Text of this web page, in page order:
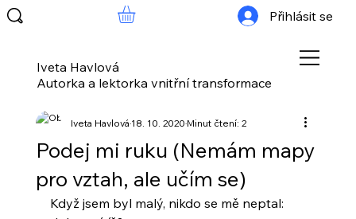
Iveta Havlová
Autorka a lektorka vnitřní transformace
Přihlásit se
Podej mi ruku (Nemám mapy
pro vztah, ale učím se)
Iveta Havlová18. 10. 2020Minut čtení: 2
Když jsem byl malý, nikdo se mě neptal: